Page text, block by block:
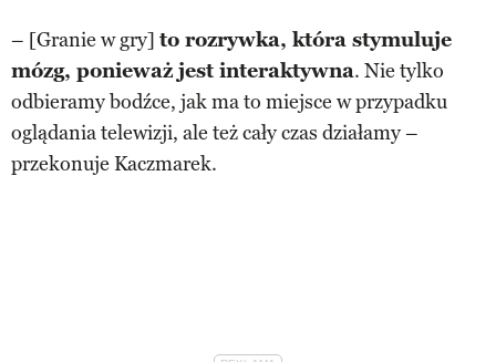
– [Granie w gry] to rozrywka, która stymuluje
mózg, ponieważ jest interaktywna. Nie tylko
odbieramy bodźce, jak ma to miejsce w przypadku
oglądania telewizji, ale też cały czas działamy –
przekonuje Kaczmarek.